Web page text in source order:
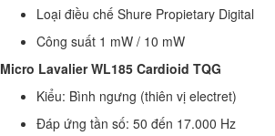
Loại điều chế Shure Propietary Digital
Công suất 1 mW / 10 mW
Micro Lavalier WL185 Cardioid TQG
Kiểu: Bình ngưng (thiên vị electret)
Đáp ứng tần số: 50 đến 17.000 Hz